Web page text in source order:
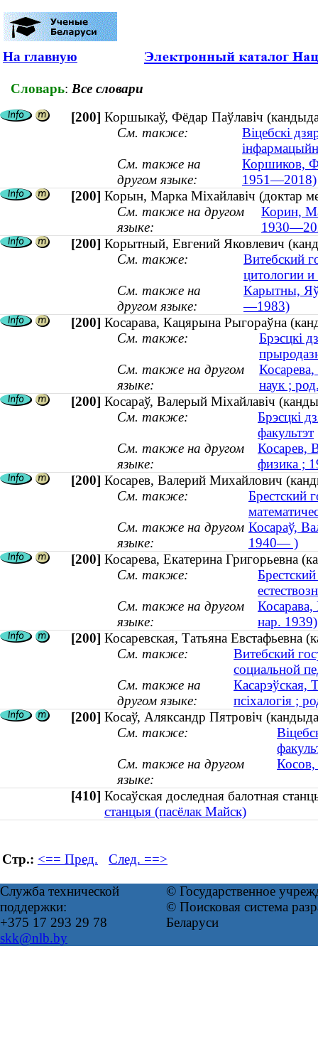
На главную
Словарь: Все словари
[200] Коршыкаў, Фёдар Паўлавіч
См. также:
Віцебскі
См. также на
другом языке:
Коршиков,
1951—2018)
[200] Корын, Марка Міхайлавіч (доктар
См. также на другом
языке:
Корин,
[200] Корытный, Евгений Яковлевич
См. также:
Витебский
цитологии
См. также на
другом языке:
Карытны,
—1983)
[200] Косарава, Кацярына Рыгораўна
См. также:
Брэсцкі
См. также на другом
языке:
наук ;
[200] Косараў, Валерый Міхайлавіч
См. также:
Брэсцкі
факультэт
См. также на другом
языке:
Косарев,
физика ;
[200] Косарев, Валерий Михайлович
См. также:
Брестский
См. также на другом
языке:
Косараў,
1940— )
[200] Косарева, Екатерина Григорьевна
См. также:
См. также на другом
языке:
Косарава,
нар. 1939)
[200] Косаревская, Татьяна Евстафьевна
См. также:
Витебский
социальной
См. также на
другом языке:
Касарэўская,
псіхалогія ;
[200] Косаў, Аляксандр Пятровіч
См. также:
См. также на другом
языке:
Косов,
[410] Косаўская доследная балотная
станцыя (пасёлак Майск)
Стр.: <== Пред. След. ==>
Служба технической
поддержки:
+375 17 293 29 78
skk@nlb.by
© Государственное
© Поисковая система
Беларуси